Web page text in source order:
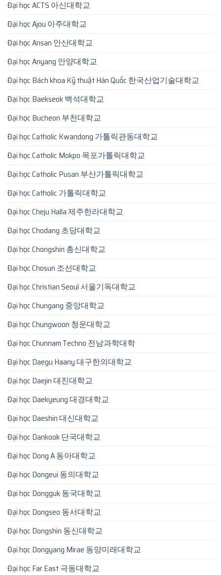
Đại học ACTS 아신대학교
Đại học Ajou 아주대학교
Đại học Ansan 안산대학교
Đại học Anyang 안양대학교
Đại học Bách khoa Kỹ thuật Hàn Quốc 한국산업기술대학교
Đại học Baekseok 백석대학교
Đại học Bucheon 부천대학교
Đại học Catholic Kwandong 가톨릭관동대학교
Đại học Catholic Mokpo 목포가톨릭대학교
Đại học Catholic Pusan 부산가톨릭대학교
Đại học Catholic 가톨릭대학교
Đại học Cheju Halla 제주한라대학교
Đại học Chodang 초당대학교
Đại học Chongshin 총신대학교
Đại học Chosun 조선대학교
Đại học Christian Seoul 서울기독대학교
Đại học Chungang 중앙대학교
Đại học Chungwoon 청운대학교
Đại học Chunnam Techno 전남과학대학
Đại học Daegu Haany 대구한의대학교
Đại học Daejin 대진대학교
Đại học Daekyeung 대경대학교
Đại học Daeshin 대신대학교
Đại học Dankook 단국대학교
Đại học Dong A 동아대학교
Đại học Dongeui 동의대학교
Đại học Dongguk 동국대학교
Đại học Dongseo 동서대학교
Đại học Dongshin 동신대학교
Đại học Dongyang Mirae 동양미래대학교
Đại học Far East 극동대학교